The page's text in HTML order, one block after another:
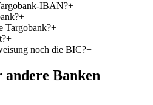
IBAN?+
+
Targobank?+
+
noch die BIC?+
Banken